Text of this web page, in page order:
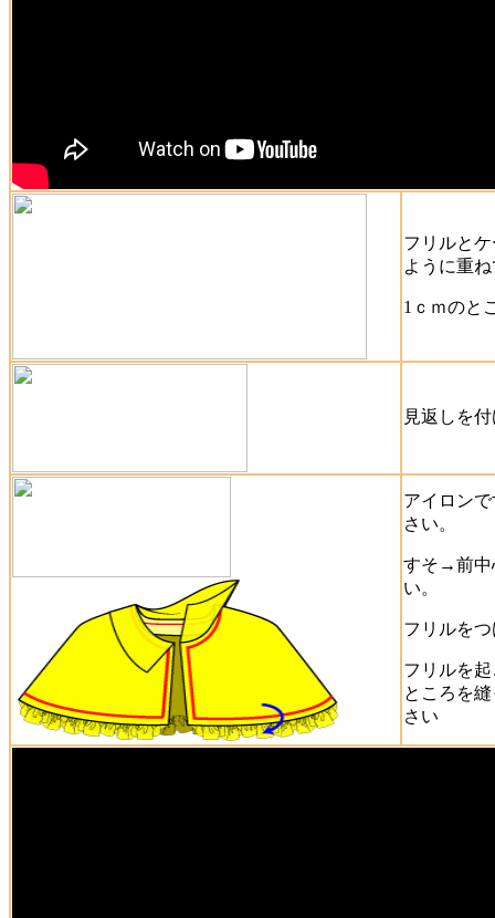
フリルと
ように重
1ｃｍのと
見返しを
アイロン
さい。
すそ→前中
い。
フリルを
フリルを
ところを
さい